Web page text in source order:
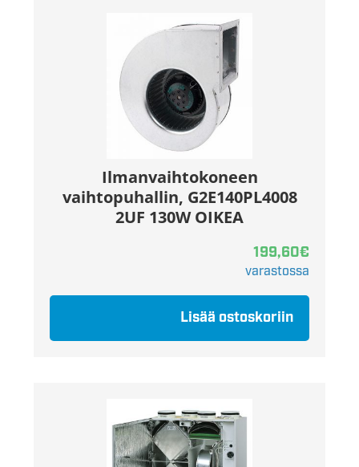
Ilmanvaihtokoneen
vaihtopuhallin, G2E140PL4008
2UF 130W OIKEA
199,60€
varastossa
Lisää ostoskoriin